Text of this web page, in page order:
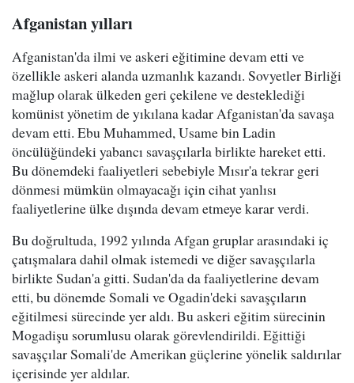
Afganistan yılları
Afganistan'da ilmi ve askeri eğitimine devam etti ve
özellikle askeri alanda uzmanlık kazandı. Sovyetler Birliği
mağlup olarak ülkeden geri çekilene ve desteklediği
komünist yönetim de yıkılana kadar Afganistan'da savaşa
devam etti. Ebu Muhammed, Usame bin Ladin
öncülüğündeki yabancı savaşçılarla birlikte hareket etti.
Bu dönemdeki faaliyetleri sebebiyle Mısır'a tekrar geri
dönmesi mümkün olmayacağı için cihat yanlısı
faaliyetlerine ülke dışında devam etmeye karar verdi.
Bu doğrultuda, 1992 yılında Afgan gruplar arasındaki iç
çatışmalara dahil olmak istemedi ve diğer savaşçılarla
birlikte Sudan'a gitti. Sudan'da da faaliyetlerine devam
etti, bu dönemde Somali ve Ogadin'deki savaşçıların
eğitilmesi sürecinde yer aldı. Bu askeri eğitim sürecinin
Mogadişu sorumlusu olarak görevlendirildi. Eğittiği
savaşçılar Somali'de Amerikan güçlerine yönelik saldırılar
içerisinde yer aldılar.